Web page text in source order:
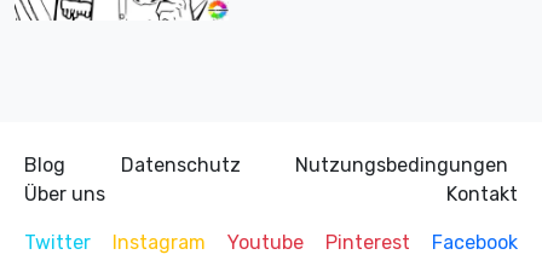
Blog Datenschutz
Nutzungsbedingungen
Über uns
Kontakt
Twitter Instagram Youtube Pinterest Facebook